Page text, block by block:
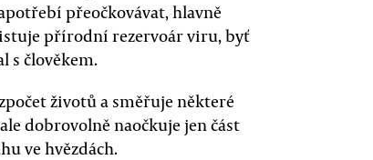
přeočkovávat, hlavně
přírodní rezervoár viru, byť
s člověkem.
životů a směřuje některé
dobrovolně naočkuje jen část
ve hvězdách.